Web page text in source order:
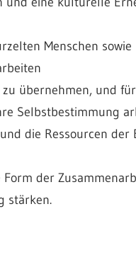
Menschen sowie
übernehmen, und
Selbstbestimmung
die Ressourcen der
der
stärken.